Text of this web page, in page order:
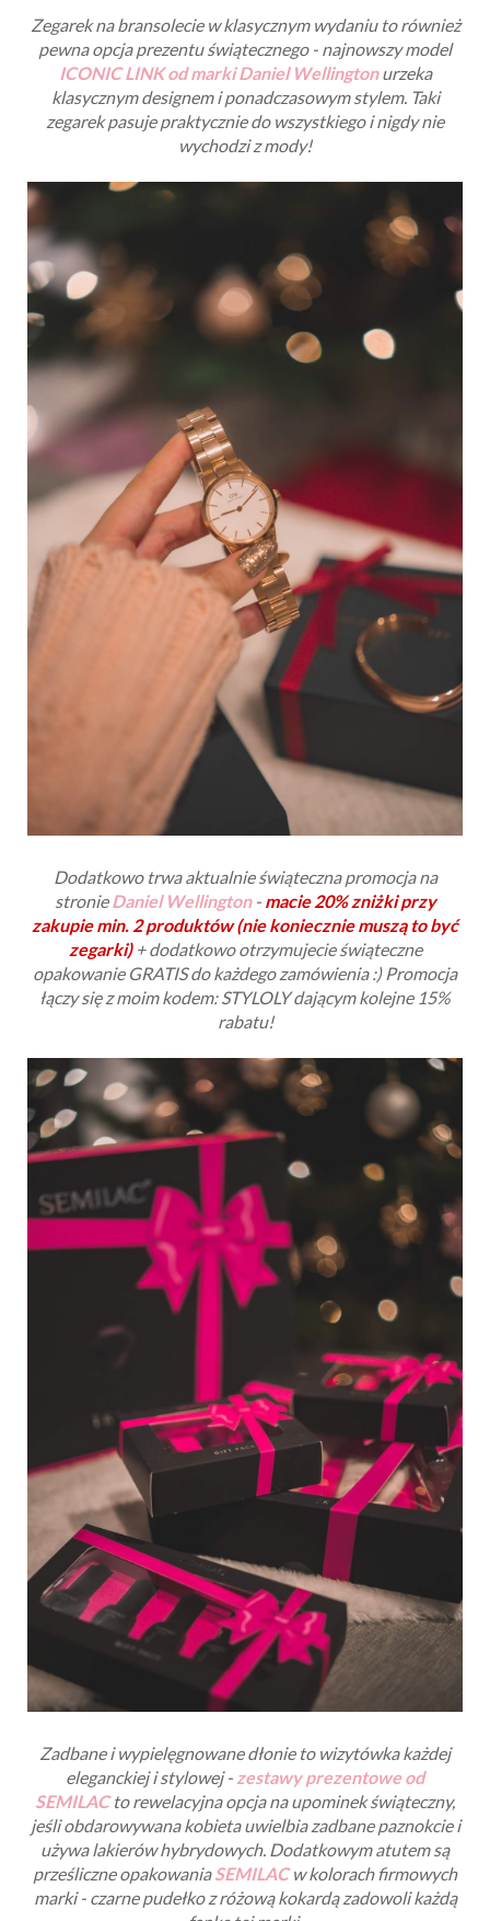
Zegarek na bransolecie w klasycznym wydaniu to również
pewna opcja prezentu świątecznego - najnowszy model
ICONIC LINK od marki Daniel Wellingtonurzeka
klasycznym designem i ponadczasowym stylem. Taki
zegarek pasuje praktycznie do wszystkiego i nigdy nie
wychodzi z mody!
Dodatkowo trwa aktualnie świąteczna promocja na
stronieDaniel Wellington- macie 20% zniżki przy
zakupie min. 2 produktów (nie koniecznie muszą to być
zegarki)+ dodatkowo otrzymujecie świąteczne
opakowanie GRATIS do każdego zamówienia :) Promocja
łączy się z moim kodem: STYLOLY dającym kolejne 15%
rabatu!
Zadbane i wypielęgnowane dłonie to wizytówka każdej
eleganckiej i stylowej - zestawy prezentowe od
SEMILACto rewelacyjna opcja na upominek świąteczny,
jeśli obdarowywana kobieta uwielbia zadbane paznokcie i
używa lakierów hybrydowych. Dodatkowym atutem są
prześliczne opakowaniaSEMILACw kolorach firmowych
marki - czarne pudełko z różową kokardą zadowoli każdą